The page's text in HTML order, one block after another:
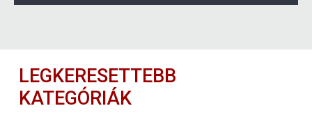
LEGKERESETTEBB
KATEGÓRIÁK